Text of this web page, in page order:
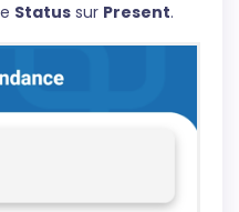
Status sur Present.